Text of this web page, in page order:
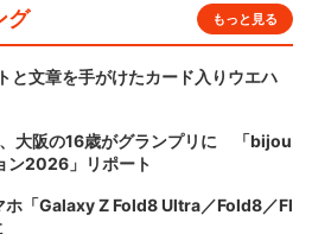
グ もっと見る
と文章を手がけたカード入りウエハ
大阪の16歳がグランプリに 「bijou
ン2026」リポート
ホ「Galaxy Z Fold8 Ultra／Fold8／Fl